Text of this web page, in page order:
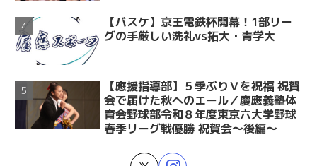
【バスケ】京王電鉄杯開幕！1部リー
グの手厳しい洗礼vs拓大・青学大
【應援指導部】５季ぶりＶを祝福 祝賀
会で届けた秋へのエール／慶應義塾体
育会野球部令和８年度東京六大学野球
春季リーグ戦優勝 祝賀会～後編～